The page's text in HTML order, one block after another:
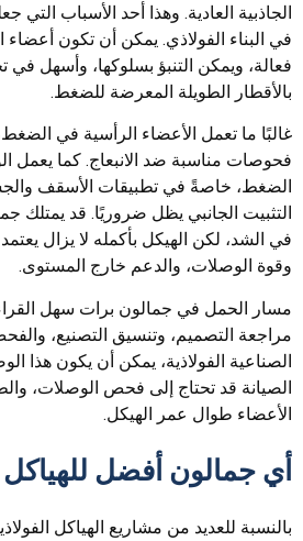
الجاذبية العادية. وهذا أحد الأسباب
في البناء الفولاذي. يمكن أن تكون أعضاء
فعالة، ويمكن التنبؤ بسلوكها، وأسهل في
بالأقطار الطويلة المعرضة للضغط.
غالبًا ما تعمل الأعضاء الرأسية في
فحوصات مناسبة ضد الانبعاج. كما يعمل
الضغط، خاصةً في تطبيقات الأسقف
التثبيت الجانبي يظل ضروريًا. قد يمتلك
في الشد، لكن الهيكل بأكمله لا يزال
وقوة الوصلات، والدعم خارج المستوى.
مسار الحمل في جمالون برات سهل
مراجعة التصميم، وتنسيق التصنيع،
الصناعية الفولاذية، يمكن أن يكون هذا
الصيانة قد تحتاج إلى فحص الوصلات،
الأعضاء طوال عمر الهيكل.
أي جمالون أفضل للهياكل
بالنسبة للعديد من مشاريع الهياكل